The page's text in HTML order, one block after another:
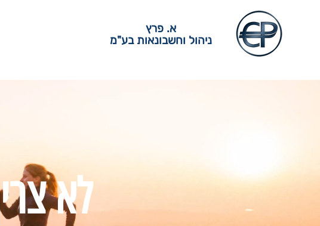
א. פרץ
ניהול וחשבונאות בע"מ
לא